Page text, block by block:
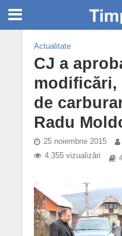
Actualitate
CJ a
modificări,
de
Radu
25 noiembrie 2015
4.355 vizualizări